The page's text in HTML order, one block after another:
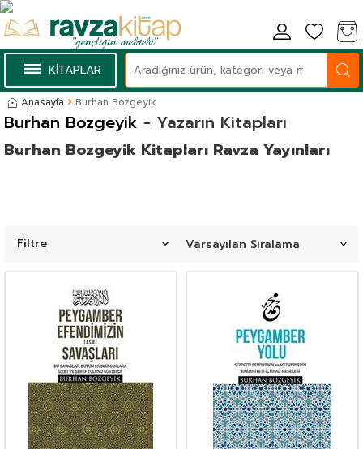
KİTAPLAR
Anasayfa Burhan Bozgeyik
- Yazarın Kitapları
Burhan Bozgeyik
Burhan Bozgeyik Kitapları Ravza Yayınları
Filtre